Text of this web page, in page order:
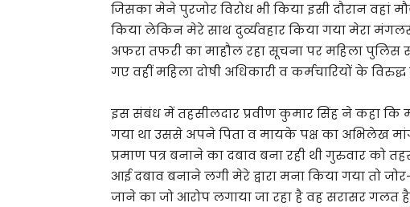
जिसका मेने पुरजोर विरोध भी किया इसी दौरान वहां
किया लेकिन मेरे साथ दुर्व्यवहार किया गया मेरा
अफरा तफरी का माहौल रहा सूचना पर महिला
गए वहीं महिला दोषी अधिकारी व कर्मचारियों के
इस संबंध में तहसीलदार प्रवीण कुमार सिंह ने कहा कि
गया था उससे अपने पिता व मायके पक्ष का अभिलेख
प्रमाण पत्र बनाने का दबाव बना रही थी गुरुवार को
आई दबाव बनाने लगी मेरे द्वारा मना किया गया तो
जाने का जो आरोप लगाया जा रहा है वह सरासर गलत है